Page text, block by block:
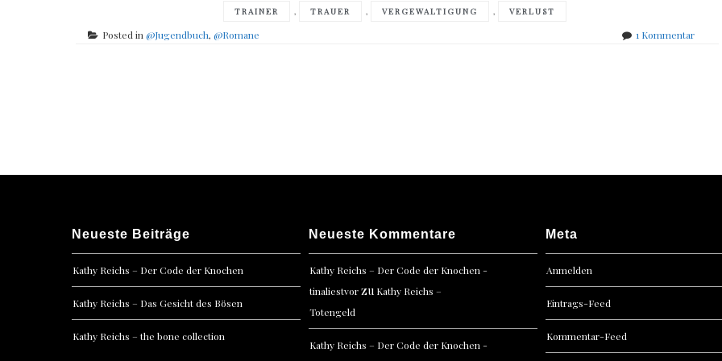
TRAINER , TRAUER , VERGEWALTIGUNG , VERLUST
Posted in@Jugendbuch,@Romane 1 Kommentarzu
Neueste Beiträge
Kathy Reichs – Der Code der Knochen
Kathy Reichs – Das Gesicht des Bösen
Kathy Reichs – the bone collection
Neueste Kommentare
Kathy Reichs – Der Code der Knochen -
tinaliestvorzu Kathy Reichs –
Totengeld
Kathy Reichs – Der Code der Knochen -
Meta
Anmelden
Eintrags-Feed
Kommentar-Feed